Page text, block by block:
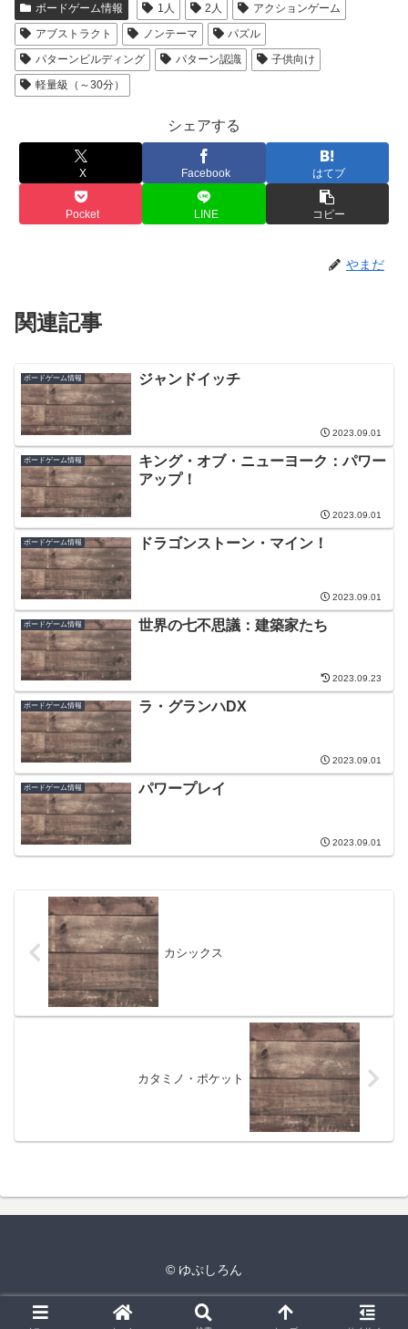
ボードゲーム情報 1人 2人
アクションゲーム
アブストラクト
ノンテーマ
パズル
パターンビルディング
パターン認識
子供向け
軽量級（～30分）
シェアする
X Facebook はてブ
Pocket LINE コピー
やまだ
関連記事
ボードゲーム情報 ジャンドイッチ
2023.09.01
ボードゲーム情報
キング・オブ・ニューヨーク：パワー
アップ！
2023.09.01
ボードゲーム情報 ドラゴンストーン・マイン！
2023.09.01
ボードゲーム情報 世界の七不思議：建築家たち
2023.09.23
ボードゲーム情報 ラ・グランハDX
2023.09.01
ボードゲーム情報 パワープレイ
2023.09.01
カシックス
カタミノ・ポケット
© ゆぷしろん